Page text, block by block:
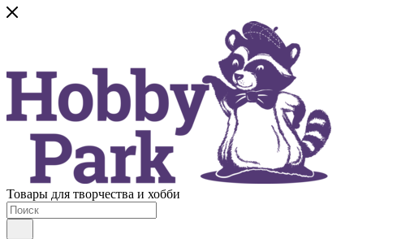
Товары для творчества и хобби